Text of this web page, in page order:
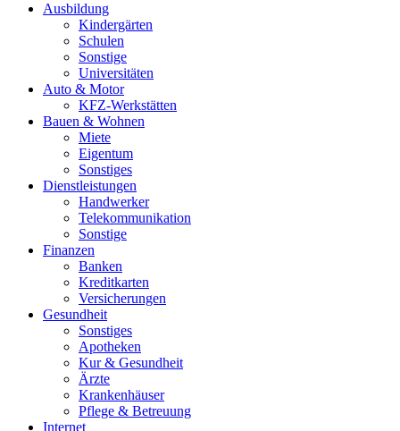
Ausbildung
Kindergärten
Schulen
Sonstige
Universitäten
Auto & Motor
KFZ-Werkstätten
Bauen & Wohnen
Miete
Eigentum
Sonstiges
Dienstleistungen
Handwerker
Telekommunikation
Sonstige
Finanzen
Banken
Kreditkarten
Versicherungen
Gesundheit
Sonstiges
Apotheken
Kur & Gesundheit
Ärzte
Krankenhäuser
Pflege & Betreuung
Internet